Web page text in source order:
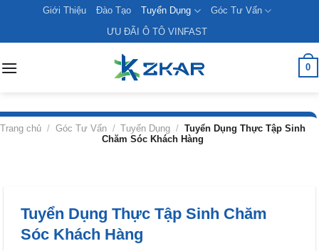
content
Giới Thiệu Đào Tạo Tuyển Dụng
Góc Tư Vấn
ƯU ĐÃI Ô TÔ VINFAST
0
Trang chủ / Góc Tư Vấn / Tuyển Dụng / Tuyển Dụng Thực Tập Sinh
Chăm Sóc Khách Hàng
Tuyển Dụng Thực Tập Sinh Chăm
Sóc Khách Hàng